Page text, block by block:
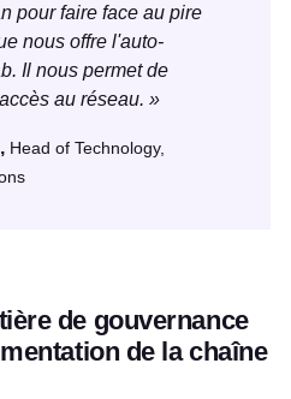
pour faire face au pire
nous offre l'auto-
Il nous permet de
au réseau. »
Head of Technology,
de gouvernance
de la chaîne